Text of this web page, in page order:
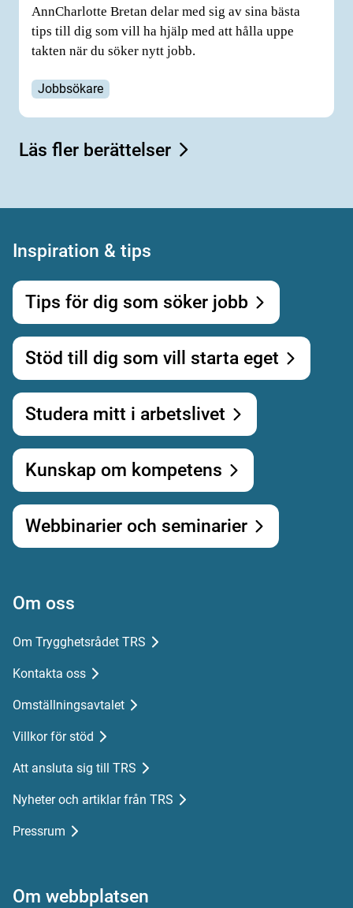
AnnCharlotte Bretan delar med sig av sina bästa
tips till dig som vill ha hjälp med att hålla uppe
takten när du söker nytt jobb.
Jobbsökare
Läs fler berättelser
Inspiration & tips
Tips för dig som söker jobb
Stöd till dig som vill starta eget
Studera mitt i arbetslivet
Kunskap om kompetens
Webbinarier och seminarier
Om oss
Om Trygghetsrådet TRS
Kontakta oss
Omställningsavtalet
Villkor för stöd
Att ansluta sig till TRS
Nyheter och artiklar från TRS
Pressrum
Om webbplatsen